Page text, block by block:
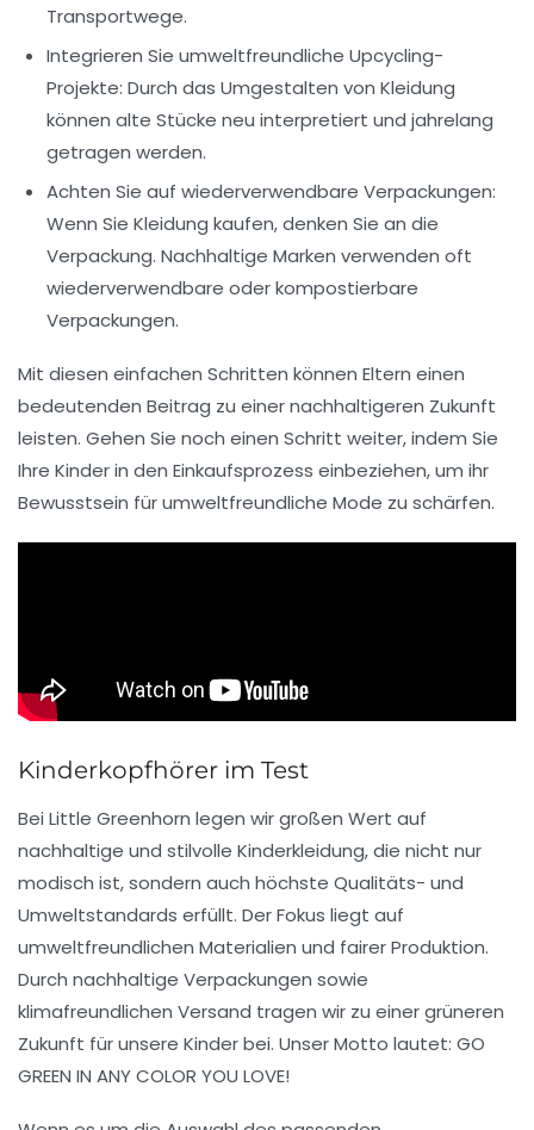
Transportwege.
Integrieren Sie umweltfreundliche Upcycling-
Projekte: Durch das Umgestalten von Kleidung
können alte Stücke neu interpretiert und jahrelang
getragen werden.
Achten Sie auf wiederverwendbare Verpackungen:
Wenn Sie Kleidung kaufen, denken Sie an die
Verpackung. Nachhaltige Marken verwenden oft
wiederverwendbare oder kompostierbare
Verpackungen.
Mit diesen einfachen Schritten können Eltern einen
bedeutenden Beitrag zu einer nachhaltigeren Zukunft
leisten. Gehen Sie noch einen Schritt weiter, indem Sie
Ihre Kinder in den Einkaufsprozess einbeziehen, um ihr
Bewusstsein fürumweltfreundliche Mode zu schärfen.
Kinderkopfhörer im Test
Bei Little Greenhorn legen wir großen Wert auf
nachhaltige und stilvolle Kinderkleidung, die nicht nur
modisch ist, sondern auch höchste Qualitäts- und
Umweltstandards erfüllt. Der Fokus liegt auf
umweltfreundlichen Materialien und fairer Produktion.
Durch nachhaltige Verpackungen sowie
klimafreundlichen Versand tragen wir zu einergrüneren
Zukunft für unsere Kinder bei. Unser Motto lautet: GO
GREEN IN ANY COLOR YOU LOVE!